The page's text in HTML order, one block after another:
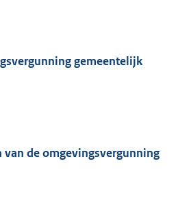
gemeentelijk
de omgevingsvergunning